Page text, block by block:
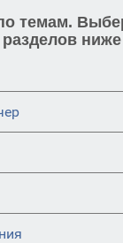
темам.
разделов ниже